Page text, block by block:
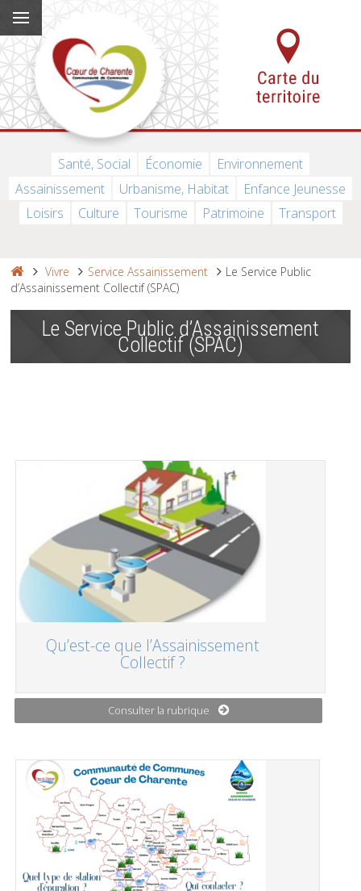
Santé, Social Économie
Environnement
Assainissement
Urbanisme, Habitat
Enfance Jeunesse
Loisirs
Culture Tourisme Patrimoine Transport
Vivre Service Assainissement
Le Service Public
d’Assainissement Collectif (SPAC)
Le Service Public d’Assainissement
Collectif (SPAC)
Qu’est-ce que l’Assainissement
Collectif ?
Consulter la rubrique